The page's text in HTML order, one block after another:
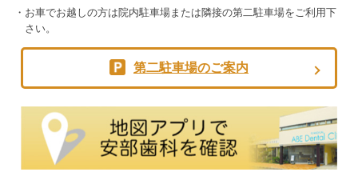
お車でお越しの方は院内駐車場または隣接の第二駐車場をご利用下
さい。
第二駐車場のご案内